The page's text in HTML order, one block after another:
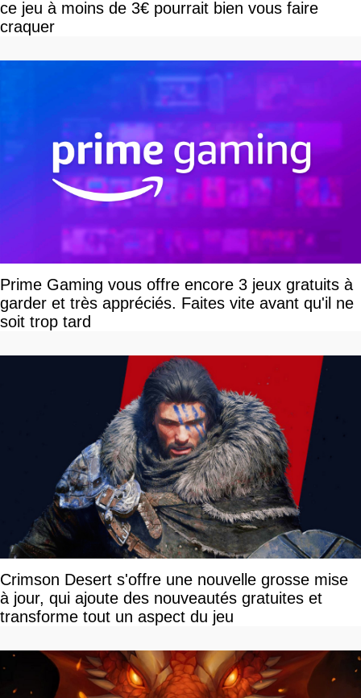
ce jeu à moins de 3€ pourrait bien vous faire
craquer
Prime Gaming vous offre encore 3 jeux gratuits à
garder et très appréciés. Faites vite avant qu'il ne
soit trop tard
Crimson Desert s'offre une nouvelle grosse mise
à jour, qui ajoute des nouveautés gratuites et
transforme tout un aspect du jeu